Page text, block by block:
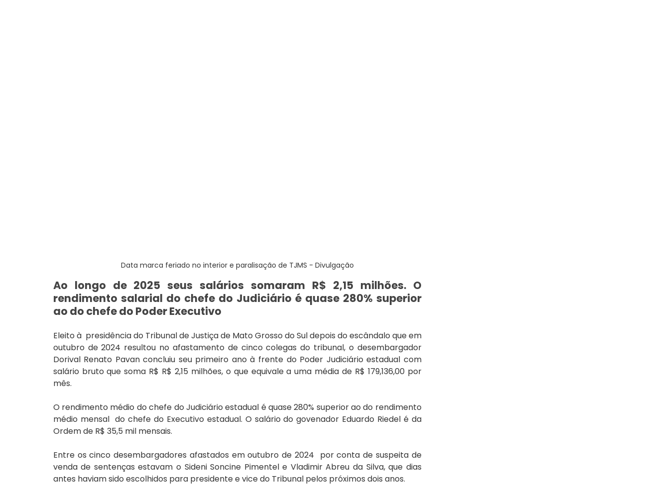
Data marca feriado no interior e paralisação de TJMS - Divulgação
Ao longo de 2025 seus salários somaram R$ 2,15 milhões. O
rendimento salarial do chefe do Judiciário é quase 280% superior
ao do chefe do Poder Executivo
Eleito à  presidência do Tribunal de Justiça de Mato Grosso do Sul depois do escândalo que em
outubro de 2024 resultou no afastamento de cinco colegas do tribunal, o desembargador
Dorival Renato Pavan concluiu seu primeiro ano à frente do Poder Judiciário estadual com
salário bruto que soma R$ R$ 2,15 milhões, o que equivale a uma média de R$ 179,136,00 por
mês.
O rendimento médio do chefe do Judiciário estadual é quase 280% superior ao do rendimento
médio mensal  do chefe do Executivo estadual. O salário do govenador Eduardo Riedel é da
Ordem de R$ 35,5 mil mensais.
Entre os cinco desembargadores afastados em outubro de 2024  por conta de suspeita de
venda de sentenças estavam o Sideni Soncine Pimentel e Vladimir Abreu da Silva, que dias
antes haviam sido escolhidos para presidente e vice do Tribunal pelos próximos dois anos.